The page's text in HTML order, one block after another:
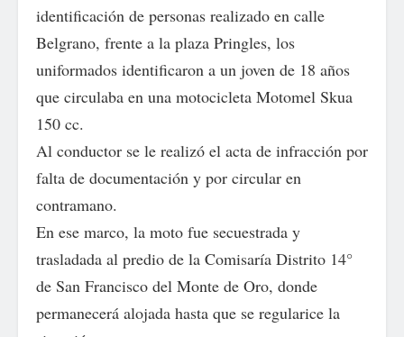
identificación de personas realizado en calle
Belgrano, frente a la plaza Pringles, los
uniformados identificaron a un joven de 18 años
que circulaba en una motocicleta Motomel Skua
150 cc.
Al conductor se le realizó el acta de infracción por
falta de documentación y por circular en
contramano.
En ese marco, la moto fue secuestrada y
trasladada al predio de la Comisaría Distrito 14°
de San Francisco del Monte de Oro, donde
permanecerá alojada hasta que se regularice la